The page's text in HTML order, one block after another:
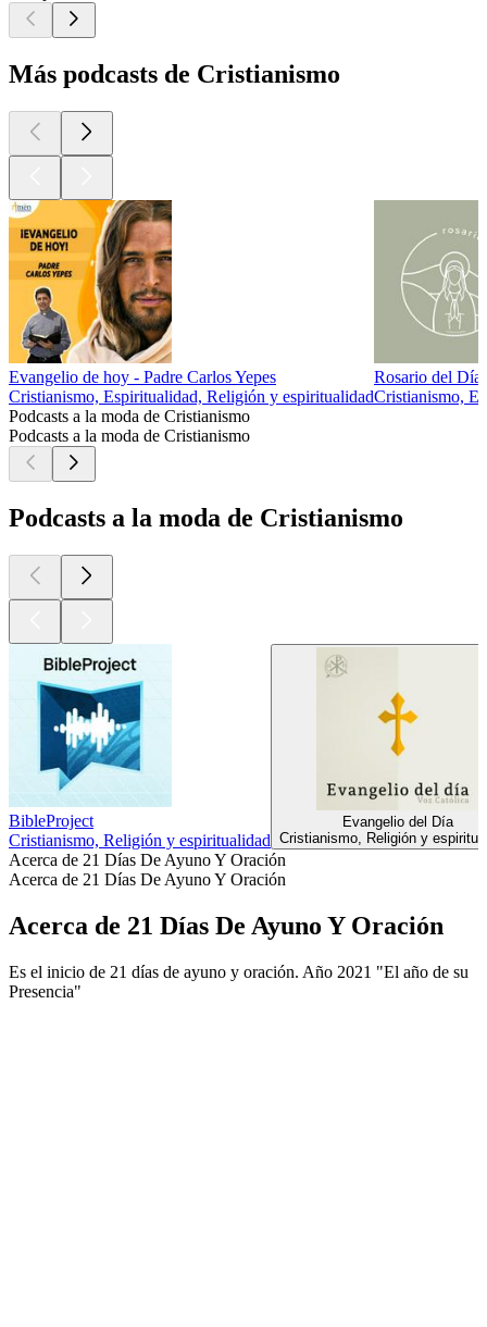
Más podcasts de Cristianismo
Evangelio de hoy - Padre Carlos Yepes
Cristianismo, Espiritualidad, Religión y espiritualidad
Rosario del Día
Cristianismo,
Podcasts a la moda de Cristianismo
Podcasts a la moda de Cristianismo
Podcasts a la moda de Cristianismo
BibleProject
Cristianismo, Religión y espiritualidad
Evangelio del Día
Cristianismo, Religión y
Acerca de 21 Días De Ayuno Y Oración
Acerca de 21 Días De Ayuno Y Oración
Acerca de 21 Días De Ayuno Y Oración
Es el inicio de 21 días de ayuno y oración. Año 2021 "El año de su
Presencia"